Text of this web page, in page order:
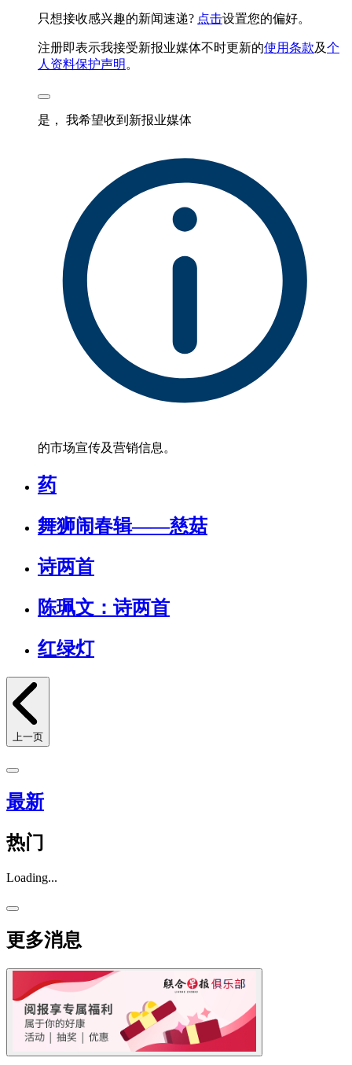
只想接收感兴趣的新闻速递? 点击设置您的偏好。
注册即表示我接受新报业媒体不时更新的使用条款及个
人资料保护声明 。
是， 我希望收到新报业媒体
的市场宣传及营销信息。
药
舞狮闹春辑——慈菇
诗两首
陈珮文：诗两首
红绿灯
上一页
最新
热门
Loading...
更多消息